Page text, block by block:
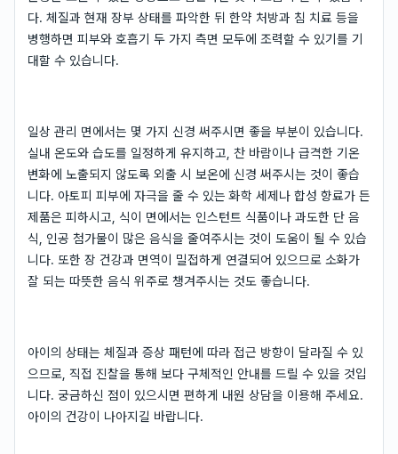
다. 체질과 현재 장부 상태를 파악한 뒤 한약 처방과 침 치료 등을
병행하면 피부와 호흡기 두 가지 측면 모두에 조력할 수 있기를 기
대할 수 있습니다.
일상 관리 면에서는 몇 가지 신경 써주시면 좋을 부분이 있습니다.
실내 온도와 습도를 일정하게 유지하고, 찬 바람이나 급격한 기온
변화에 노출되지 않도록 외출 시 보온에 신경 써주시는 것이 좋습
니다. 아토피 피부에 자극을 줄 수 있는 화학 세제나 합성 향료가 든
제품은 피하시고, 식이 면에서는 인스턴트 식품이나 과도한 단 음
식, 인공 첨가물이 많은 음식을 줄여주시는 것이 도움이 될 수 있습
니다. 또한 장 건강과 면역이 밀접하게 연결되어 있으므로 소화가
잘 되는 따뜻한 음식 위주로 챙겨주시는 것도 좋습니다.
아이의 상태는 체질과 증상 패턴에 따라 접근 방향이 달라질 수 있
으므로, 직접 진찰을 통해 보다 구체적인 안내를 드릴 수 있을 것입
니다. 궁금하신 점이 있으시면 편하게 내원 상담을 이용해 주세요.
아이의 건강이 나아지길 바랍니다.